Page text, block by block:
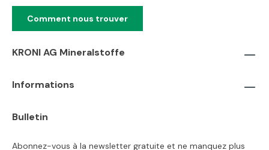
Comment nous trouver
KRONI AG Mineralstoffe
Informations
Bulletin
Abonnez-vous à la newsletter gratuite et ne manquez plus